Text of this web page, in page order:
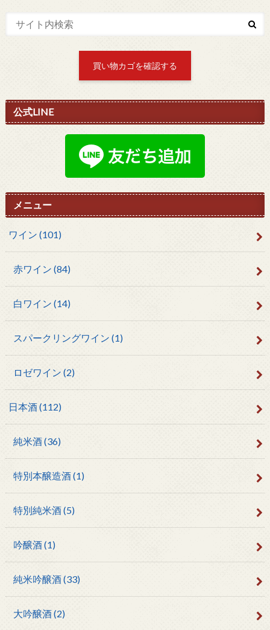
買い物カゴを確認する
公式LINE
メニュー
ワイン (101)
赤ワイン (84)
白ワイン (14)
スパークリングワイン (1)
ロゼワイン (2)
日本酒(112)
純米酒(36)
特別本醸造酒(1)
特別純米酒(5)
吟醸酒(1)
純米吟醸酒(33)
大吟醸酒(2)